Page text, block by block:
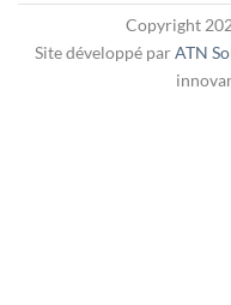
Copyright
Site développé parATN